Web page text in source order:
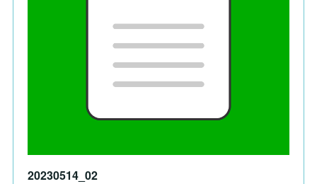
20230514_02